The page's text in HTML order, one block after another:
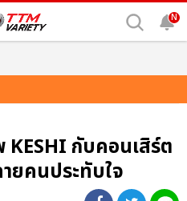
N
กับคอนเสิร์ต
ยคนประทับใจ